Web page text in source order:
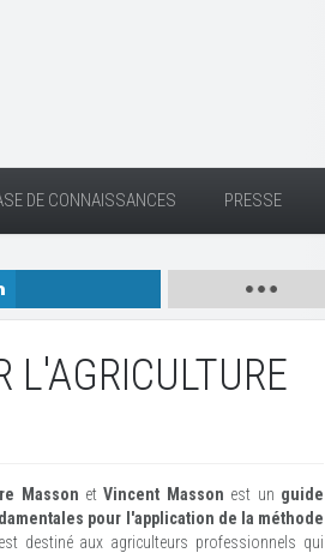
DE CONNAISSANCES PRESSE
L'AGRICULTURE
Masson etVincent Masson est un guide
pour l'application de la méthode
destiné aux agriculteurs professionnels qui